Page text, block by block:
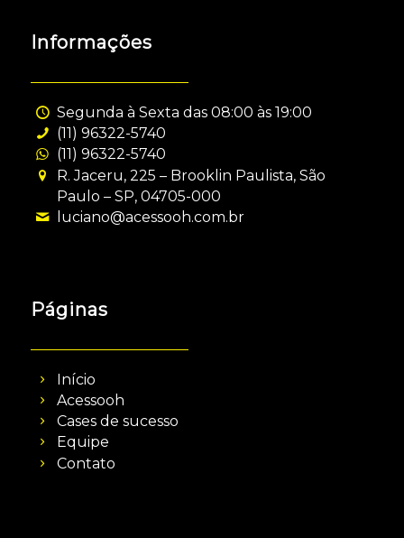
Informações
Segunda à Sexta das 08:00 às 19:00
(11) 96322-5740
(11) 96322-5740
R. Jaceru, 225 – Brooklin Paulista, São
Paulo – SP, 04705-000
luciano@acessooh.com.br
Páginas
Início
Acessooh
Cases de sucesso
Equipe
Contato